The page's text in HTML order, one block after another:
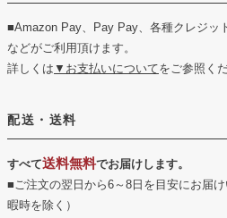
■Amazon Pay、Pay Pay、各種クレジッ
などがご利用頂けます。
詳しくは ▼お支払いについてをご参照く
配送・送料
すべて送料無料でお届けします。
■ご注文の翌日から6～8日を目安にお届
暇時を除く）